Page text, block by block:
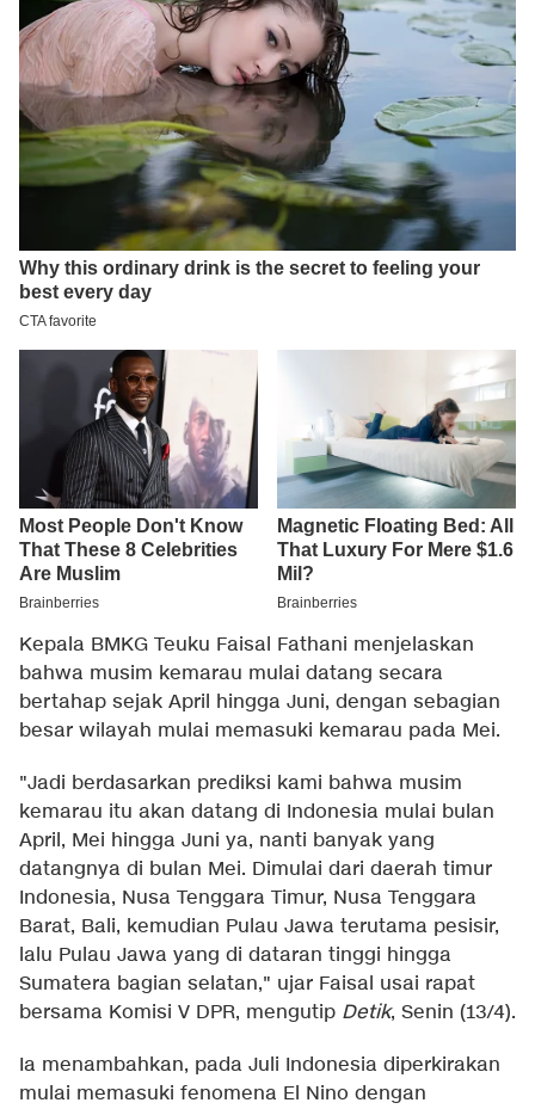
Kepala BMKG Teuku Faisal Fathani menjelaskan
bahwa musim kemarau mulai datang secara
bertahap sejak April hingga Juni, dengan sebagian
besar wilayah mulai memasuki kemarau pada Mei.
"Jadi berdasarkan prediksi kami bahwa musim
kemarau itu akan datang di Indonesia mulai bulan
April, Mei hingga Juni ya, nanti banyak yang
datangnya di bulan Mei. Dimulai dari daerah timur
Indonesia, Nusa Tenggara Timur, Nusa Tenggara
Barat, Bali, kemudian Pulau Jawa terutama pesisir,
lalu Pulau Jawa yang di dataran tinggi hingga
Sumatera bagian selatan," ujar Faisal usai rapat
bersama Komisi V DPR, mengutip Detik, Senin (13/4).
Ia menambahkan, pada Juli Indonesia diperkirakan
mulai memasuki fenomena El Nino dengan